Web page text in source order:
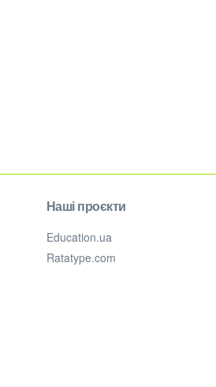
Наші проєкти
Education.ua
Ratatype.com